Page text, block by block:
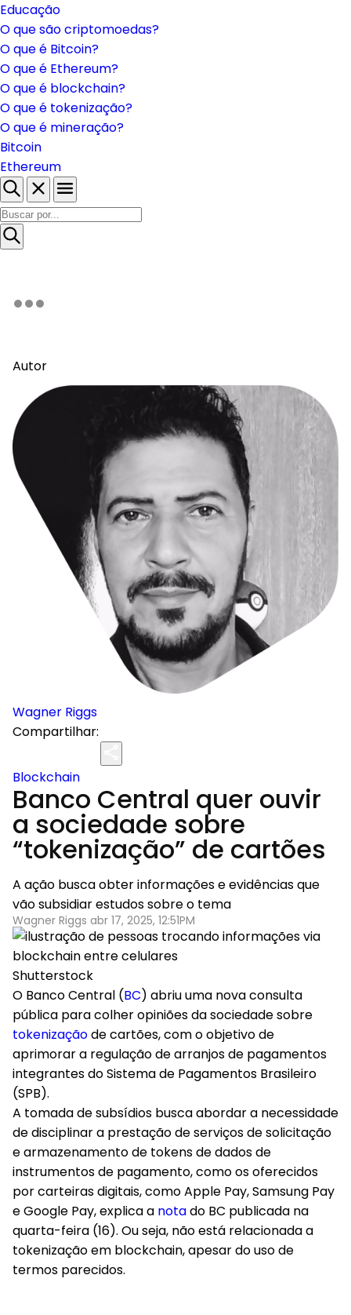
Educação
O que são criptomoedas?
O que é Bitcoin?
O que é Ethereum?
O que é blockchain?
O que é tokenização?
O que é mineração?
Bitcoin
Ethereum
Autor
Wagner Riggs
Compartilhar:
Blockchain
Banco Central quer ouvir
a sociedade sobre
“tokenização” de cartões
A ação busca obter informações e evidências que
vão subsidiar estudos sobre o tema
Wagner Riggs abr 17, 2025, 12:51PM
Shutterstock
O Banco Central (BC) abriu uma nova consulta
pública para colher opiniões da sociedade sobre
tokenizaçãode cartões, com o objetivo de
aprimorar a regulação de arranjos de pagamentos
integrantes do Sistema de Pagamentos Brasileiro
(SPB).
A tomada de subsídios busca abordar a necessidade
de disciplinar a prestação de serviços de solicitação
e armazenamento de tokens de dados de
instrumentos de pagamento, como os oferecidos
por carteiras digitais, como Apple Pay, Samsung Pay
e Google Pay, explica a notado BC publicada na
quarta-feira (16). Ou seja, não está relacionada a
tokenização em blockchain, apesar do uso de
termos parecidos.